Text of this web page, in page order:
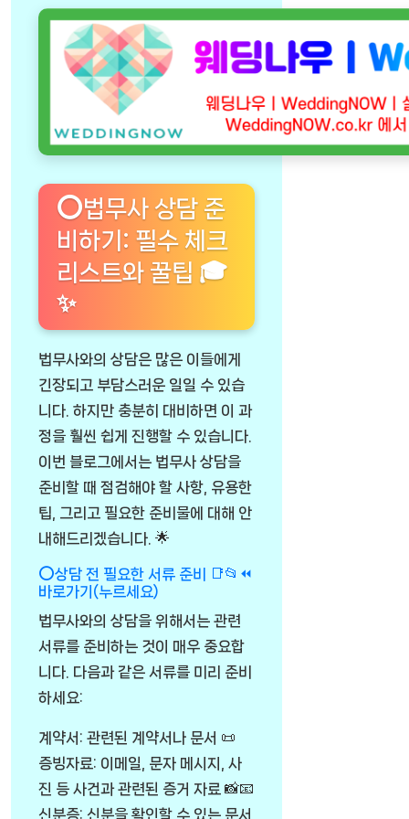
⭕법무사 상담 준
비하기: 필수 체크
리스트와 꿀팁 🎓
✨
법무사와의 상담은 많은 이들에게
긴장되고 부담스러운 일일 수 있습
니다. 하지만 충분히 대비하면 이 과
정을 훨씬 쉽게 진행할 수 있습니다.
이번 블로그에서는 법무사 상담을
준비할 때 점검해야 할 사항, 유용한
팁, 그리고 필요한 준비물에 대해 안
내해드리겠습니다. 🌟
⭕상담 전 필요한 서류 준비 📑📂⏪
바로가기(누르세요)
법무사와의 상담을 위해서는 관련
서류를 준비하는 것이 매우 중요합
니다. 다음과 같은 서류를 미리 준비
하세요:
계약서: 관련된 계약서나 문서 📜
증빙자료: 이메일, 문자 메시지, 사
진 등 사건과 관련된 증거 자료 📸📧
신분증: 신분을 확인할 수 있는 문서